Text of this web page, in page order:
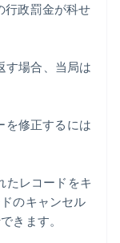
行政罰金が科せ
す場合、当局は
を修正するには
たレコードをキ
のキャンセル
きます。